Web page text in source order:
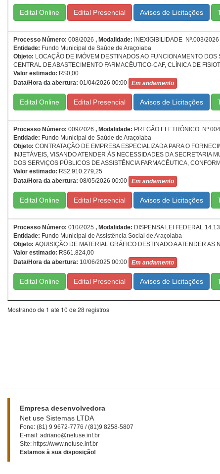
Edital Online Edital Presencial
Processo Número: 008/2026 , Modalidade: INEXIGIBILIDADE Nº.003/2026
Entidade: Fundo Municipal de Saúde de Araçoiaba
Objeto: LOCAÇÃO DE IMÓVEM DESTINADOS AO FUNCIONAMENTO
CENTRAL DE ABASTECIMENTO FARMACÊUTICO-CAF, CLÍNICA DE
Valor estimado: R$0,00
Data/Hora da abertura: 01/04/2026 00:00 Em andamento
Edital Online Edital Presencial
Processo Número: 009/2026 , Modalidade: PREGÃO ELETRÔNICO
Entidade: Fundo Municipal de Saúde de Araçoiaba
Objeto: CONTRATAÇÃO DE EMPRESA ESPECIALIZADA PARA O
INJETÁVEIS, VISANDO ATENDER ÀS NECESSIDADES DA SECRETARIA
DOS SERVIÇOS PÚBLICOS DE ASSISTÊNCIA FARMACÊUTICA,
Valor estimado: R$2.910.279,25
Data/Hora da abertura: 08/05/2026 00:00 Em andamento
Edital Online Edital Presencial
Processo Número: 010/2025 , Modalidade: DISPENSA LEI FEDERAL
Entidade: Fundo Municipal de Assistência Social de Araçoiaba
Objeto: AQUISIÇÃO DE MATERIAL GRÁFICO DESTINADO A ATENDER
Valor estimado: R$61.824,00
Data/Hora da abertura: 10/06/2025 00:00 Em andamento
Edital Online Edital Presencial
Mostrando de 1 até 10 de 28 registros
Empresa desenvolvedora
Net use Sistemas LTDA
Fone: (81) 9 9672-7776 / (81)9 8258-5807
E-mail: adriano@netuse.inf.br
Site: https://www.netuse.inf.br
Estamos à sua disposição!